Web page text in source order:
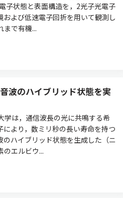
子状態と表面構造を，2光子光電子
よび低速電子回折を用いて観測し
まで有機...
波のハイブリッド状態を実
学は，通信波長の光に共鳴する希
より，数ミリ秒の長い寿命を持つ
ハイブリッド状態を生成した（ニ
のエルビウ...